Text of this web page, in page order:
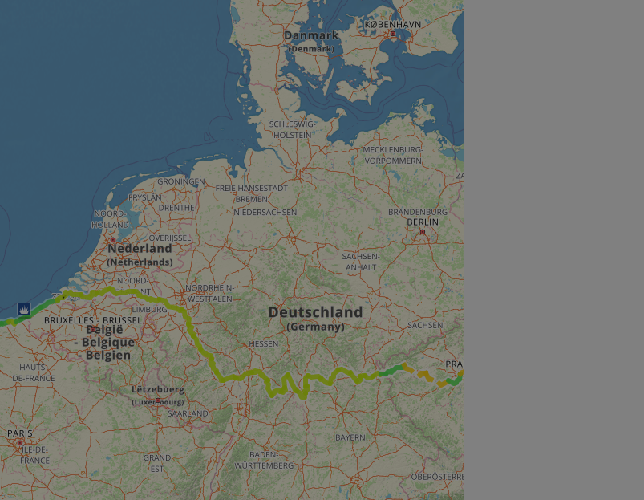
Non classifiés
des fonctionnalités de base du site Web telles que la connexion des utilisateurs et
pas être utilisé correctement sans les cookies strictement nécessaires.
This cookie is associated with the Django web development
platform for Python. It is designed to help protect a site against
at particular type of software attack on web forms.
This cookie is associated with Cloudflare's challenge-response
tests, which are used to ensure that the website's traffic is
legitimate and not coming from automated bots. It is part of
Cloudflare's security features.
This cookie is used to distinguish between humans and bots.
This is beneficial for the website, in order to make valid reports
on the use of their website.
29
minutes
44
secondes
This cookie is used to distinguish between humans and bots.
This is beneficial for the website, in order to make valid reports
on the use of their website.
Inc.
1 semaine
For continued stickiness support with CORS use cases after the
Chromium update, we are creating additional stickiness cookies
for each of these duration-based stickiness features named
AWSALBCORS (ALB).
Session
General purpose platform session cookie, used by sites written
with Miscrosoft .NET based technologies. Usually used to
maintain an anonymised user session by the server.
5 mois 4
semaines
Utilisé pour stocker le consentement des clients à l'utilisation de
cookies à des fins non essentielles
11 mois 4
semaines
Ce cookie est utilisé par le service Cookie-Script.com pour
mémoriser les préférences de consentement des visiteurs en
Politique de confidentialité de Google